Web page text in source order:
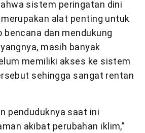
sistem peringatan dini
alat penting untuk
bencana dan mendukung
masih banyak
memiliki akses ke sistem
sehingga sangat rentan
penduduknya saat ini
akibat perubahan iklim,”